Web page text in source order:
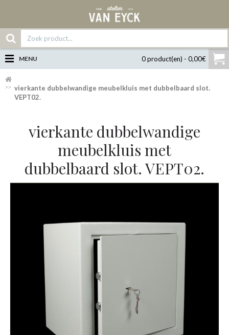
0 product(en) - 0,00€
MENU
vierkante dubbelwandige meubelkluis met dubbelbaard slot.
VEPT02.
vierkante dubbelwandige
meubelkluis met
dubbelbaard slot. VEPT02.